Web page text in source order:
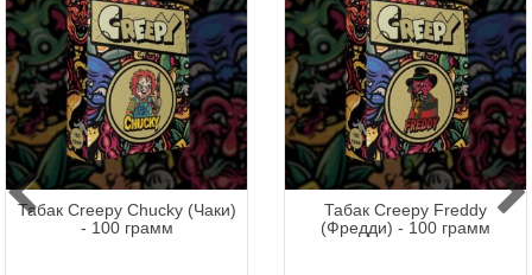
Табак Creepy Chucky (Чаки)
- 100 грамм
Табак Creepy Freddy
(Фредди) - 100 грамм